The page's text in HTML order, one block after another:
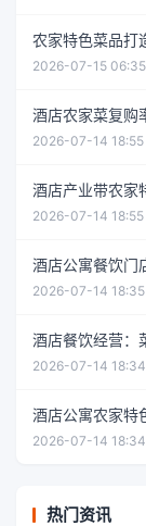
农家特色菜品打
2026-07-15 06:35
酒店农家菜复购
2026-07-14 18:55
酒店产业带农家
2026-07-14 18:55
酒店公寓餐饮门
2026-07-14 18:35
酒店餐饮经营：
2026-07-14 18:34
酒店公寓农家特
2026-07-14 18:34
热门资讯